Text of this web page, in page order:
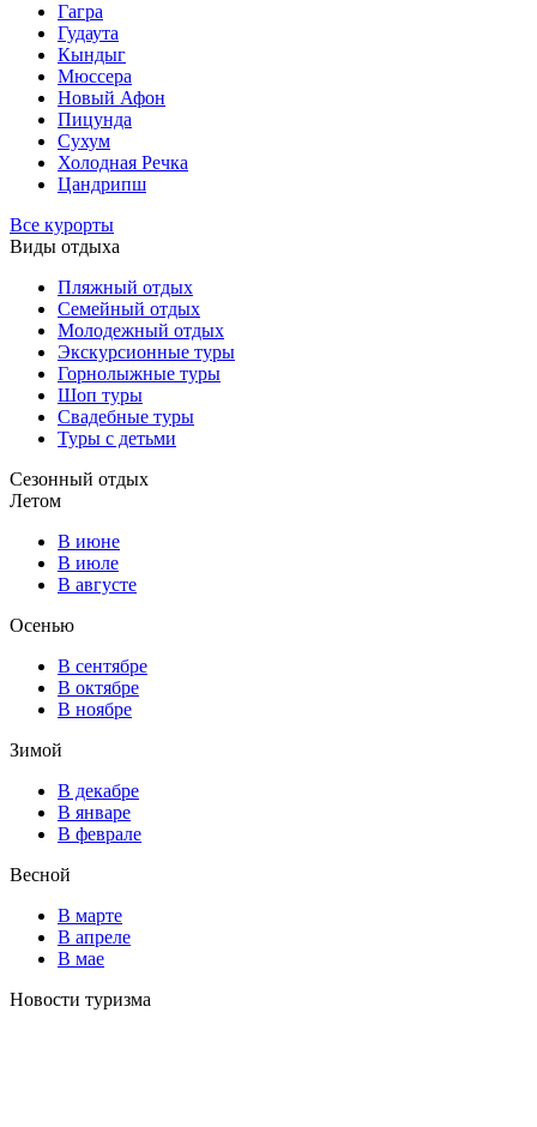
Гагра
Гудаута
Кындыг
Мюссера
Новый Афон
Пицунда
Сухум
Холодная Речка
Цандрипш
Все курорты
Виды отдыха
Пляжный отдых
Семейный отдых
Молодежный отдых
Экскурсионные туры
Горнолыжные туры
Шоп туры
Свадебные туры
Туры с детьми
Сезонный отдых
Летом
В июне
В июле
В августе
Осенью
В сентябре
В октябре
В ноябре
Зимой
В декабре
В январе
В феврале
Весной
В марте
В апреле
В мае
Новости туризма